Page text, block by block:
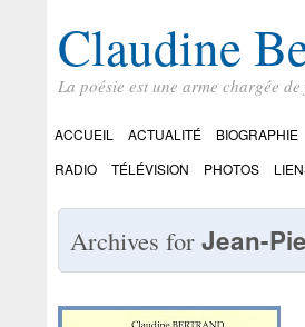
Claudine
La poésie est une arme chargée
ACCUEIL ACTUALITÉ BIOGRAPHIE
RADIO
TÉLÉVISION PHOTOS
Archives for Jean-